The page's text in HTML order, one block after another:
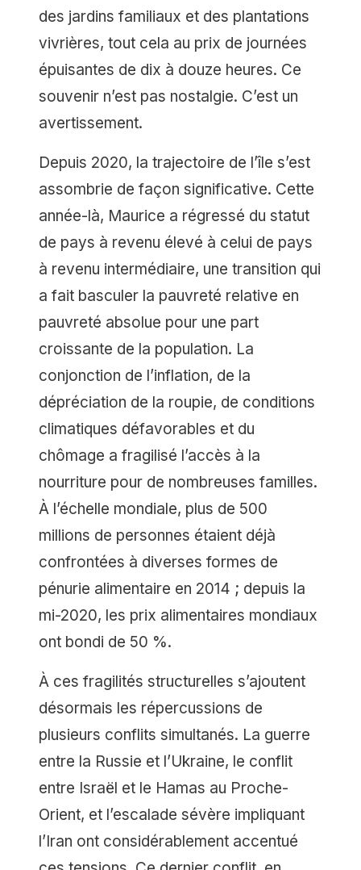
des jardins familiaux et des plantations
vivrières, tout cela au prix de journées
épuisantes de dix à douze heures. Ce
souvenir n’est pas nostalgie. C’est un
avertissement.
Depuis 2020, la trajectoire de l’île s’est
assombrie de façon significative. Cette
année-là, Maurice a régressé du statut
de pays à revenu élevé à celui de pays
à revenu intermédiaire, une transition qui
a fait basculer la pauvreté relative en
pauvreté absolue pour une part
croissante de la population. La
conjonction de l’inflation, de la
dépréciation de la roupie, de conditions
climatiques défavorables et du
chômage a fragilisé l’accès à la
nourriture pour de nombreuses familles.
À l’échelle mondiale, plus de 500
millions de personnes étaient déjà
confrontées à diverses formes de
pénurie alimentaire en 2014 ; depuis la
mi-2020, les prix alimentaires mondiaux
ont bondi de 50 %.
À ces fragilités structurelles s’ajoutent
désormais les répercussions de
plusieurs conflits simultanés. La guerre
entre la Russie et l’Ukraine, le conflit
entre Israël et le Hamas au Proche-
Orient, et l’escalade sévère impliquant
l’Iran ont considérablement accentué